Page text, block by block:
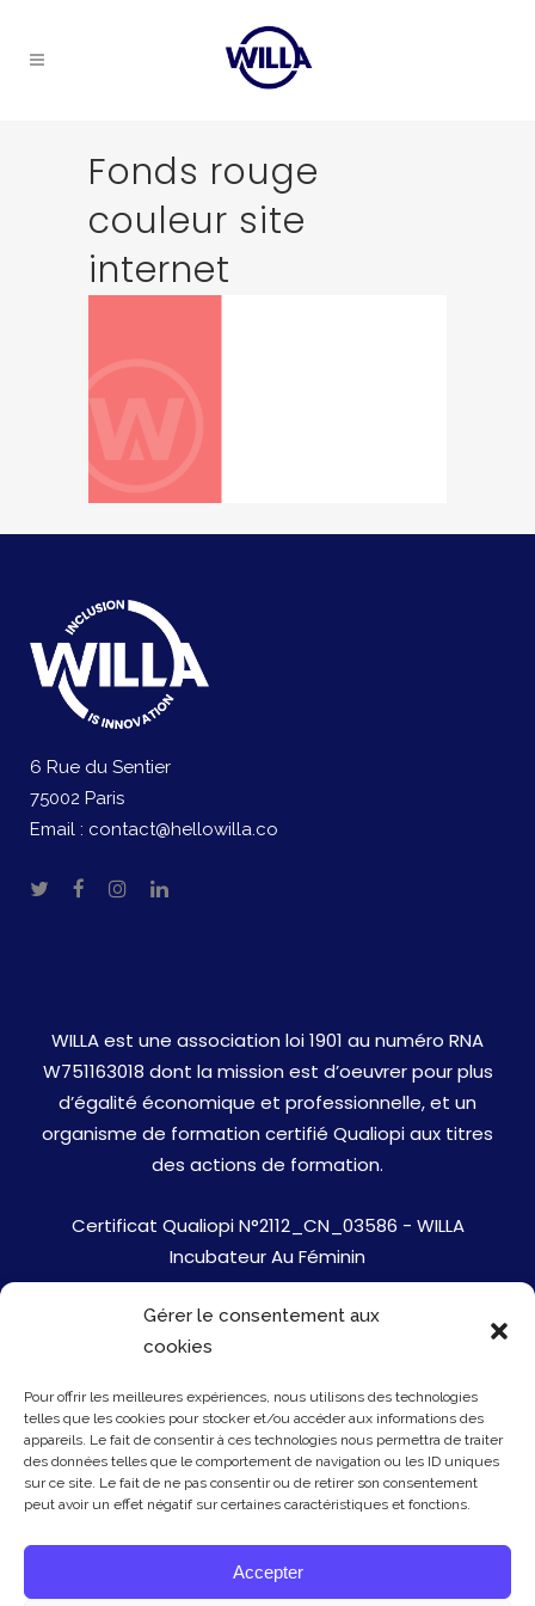
Gérer le consentement aux
cookies
Pour offrir les meilleures expériences, nous utilisons des technologies
telles que les cookies pour stocker et/ou accéder aux informations des
appareils. Le fait de consentir à ces technologies nous permettra de traiter
des données telles que le comportement de navigation ou les ID uniques
sur ce site. Le fait de ne pas consentir ou de retirer son consentement
peut avoir un effet négatif sur certaines caractéristiques et fonctions.
Accepter
Fonds rouge
couleur site
internet
6 Rue du Sentier
75002 Paris
Email : contact@hellowilla.co
WILLA est une association loi 1901 au numéro RNA
W751163018 dont la mission est d’oeuvrer pour plus
d’égalité économique et professionnelle, et un
organisme de formation certifié Qualiopi aux titres
des actions de formation.
Certificat Qualiopi N°2112_CN_03586 - WILLA
Incubateur Au Féminin
Jobs
Mentions Légales
Politique de cookies
Presse